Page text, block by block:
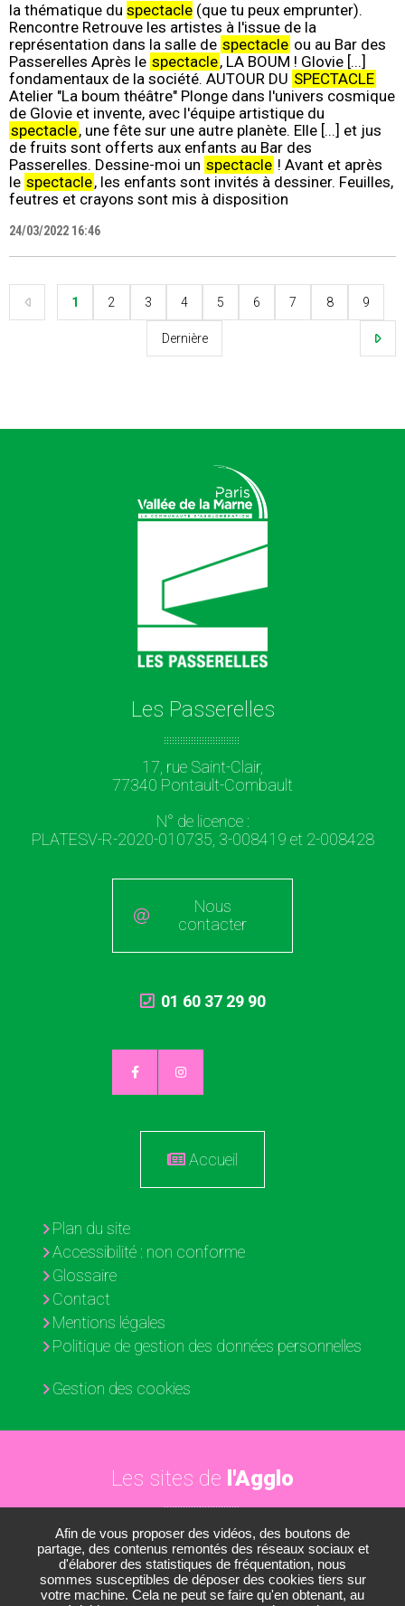
Afin de vous proposer des vidéos, des boutons de
partage, des contenus remontés des réseaux sociaux et
d'élaborer des statistiques de fréquentation, nous
sommes susceptibles de déposer des cookies tiers sur
votre machine. Cela ne peut se faire qu'en obtenant, au
la thématique du spectacle (que tu peux emprunter).
Rencontre Retrouve les artistes à l'issue de la
représentation dans la salle de spectacle ou au Bar des
Passerelles Après le spectacle, LA BOUM ! Glovie [...]
fondamentaux de la société. AUTOUR DU SPECTACLE
Atelier "La boum théâtre" Plonge dans l'univers cosmique
de Glovie et invente, avec l'équipe artistique du
spectacle, une fête sur une autre planète. Elle [...] et jus
de fruits sont offerts aux enfants au Bar des
Passerelles. Dessine-moi un spectacle ! Avant et après
le spectacle, les enfants sont invités à dessiner. Feuilles,
feutres et crayons sont mis à disposition
24/03/2022 16:46
1 2 3 4 5 6 7 8 9
Dernière
Les Passerelles
17, rue Saint-Clair,
77340 Pontault-Combault
N° de licence :
PLATESV-R-2020-010735, 3-008419 et 2-008428
Nous
contacter
01 60 37 29 90
Accueil
Plan du site
Accessibilité : non conforme
Glossaire
Contact
Mentions légales
Politique de gestion des données personnelles
Gestion des cookies
Les sites de l'Agglo
Paris - Vallée de la Marne
Les médiathèques